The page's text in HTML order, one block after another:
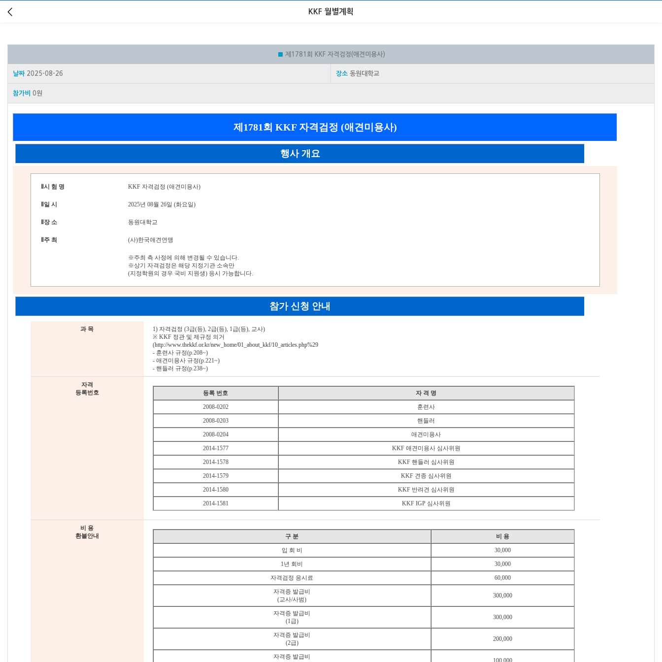
KKF 월별계획
■ 제1781회 KKF 자격검정(애견미용사)
날짜 2025-08-26 장소 동원대학교
참가비 0원
제1781회 KKF 자격검정 (애견미용사)
행사 개요
시 험 명 KKF 자격검정 (애견미용사)
일 시 2025년 08월 26일 (화요일)
장 소 동원대학교
주 최 (사)한국애견연맹
※주최 측 사정에 의해 변경될 수 있습니다.
※상기 자격검정은 해당 지정기관 소속만
(지정학원의 경우 국비 지원생) 응시 가능합니다.
참가 신청 안내
과 목
1) 자격검정 (3급(등), 2급(등), 1급(등), 교사)
※ KKF 정관 및 제규정 의거
(http://www.thekkf.or.kr/new_home/01_about_kkf/10_articles.php%29
- 훈련사 규정(p.208~)
- 애견미용사 규정(p.221~)
- 핸들러 규정(p.238~)
자격
등록번호
등록 번호
자 격 명
2008-0202
훈련사
2008-0203
핸들러
2008-0204
애견미용사
2014-1577
KKF 애견미용사 심사위원
2014-1578
KKF 핸들러 심사위원
2014-1579
KKF 견종 심사위원
2014-1580
KKF 반려견 심사위원
2014-1581
KKF IGP 심사위원
비 용
환불안내
구 분
비 용
입 회 비
30,000
1년 회비
30,000
자격검정 응시료
60,000
자격증 발급비
(교사/사범)
300,000
자격증 발급비
(1급)
300,000
자격증 발급비
(2급)
200,000
자격증 발급비
100,000